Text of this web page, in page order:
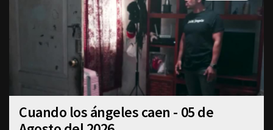
Cuando los ángeles caen - 05 de